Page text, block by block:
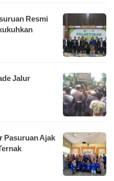
Resmi
Jalur
Pasuruan Ajak